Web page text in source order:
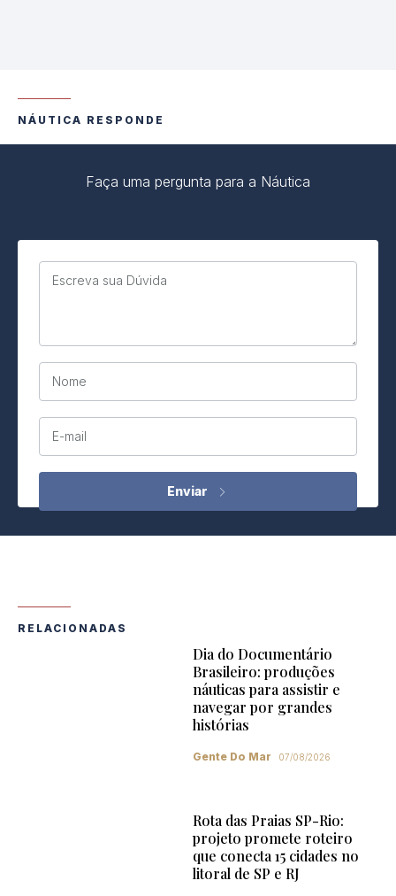
NÁUTICA RESPONDE
Faça uma pergunta para a Náutica
Escreva sua Dúvida
Nome
E-mail
RELACIONADAS
Dia do Documentário
Brasileiro: produções
náuticas para assistir e
navegar por grandes
histórias
Gente Do Mar 07/08/2026
Rota das Praias SP-Rio:
projeto promete roteiro
que conecta 15 cidades no
litoral de SP e RJ